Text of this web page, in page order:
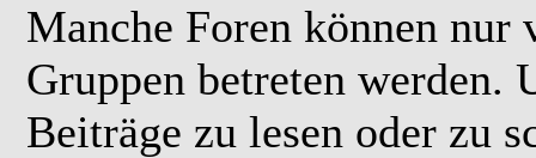
Manche Foren können nur
Gruppen betreten werden.
Beiträge zu lesen oder zu